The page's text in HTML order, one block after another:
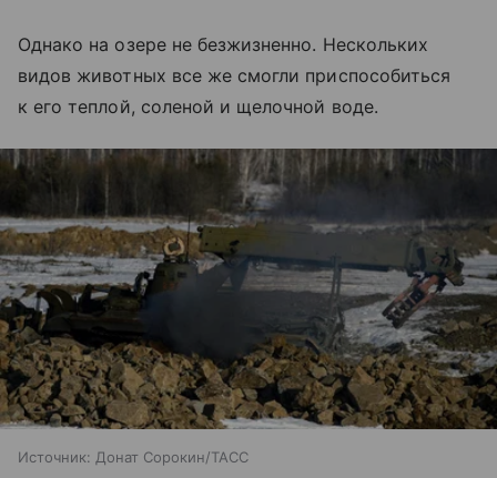
Однако на озере не безжизненно. Нескольких
видов животных все же смогли приспособиться
к его теплой, соленой и щелочной воде.
Источник: Донат Сорокин/ТАСС